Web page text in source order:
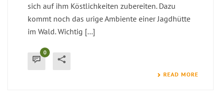
sich auf ihm Köstlichkeiten zubereiten. Dazu
kommt noch das urige Ambiente einer Jagdhütte
im Wald. Wichtig [...]
0
READ MORE